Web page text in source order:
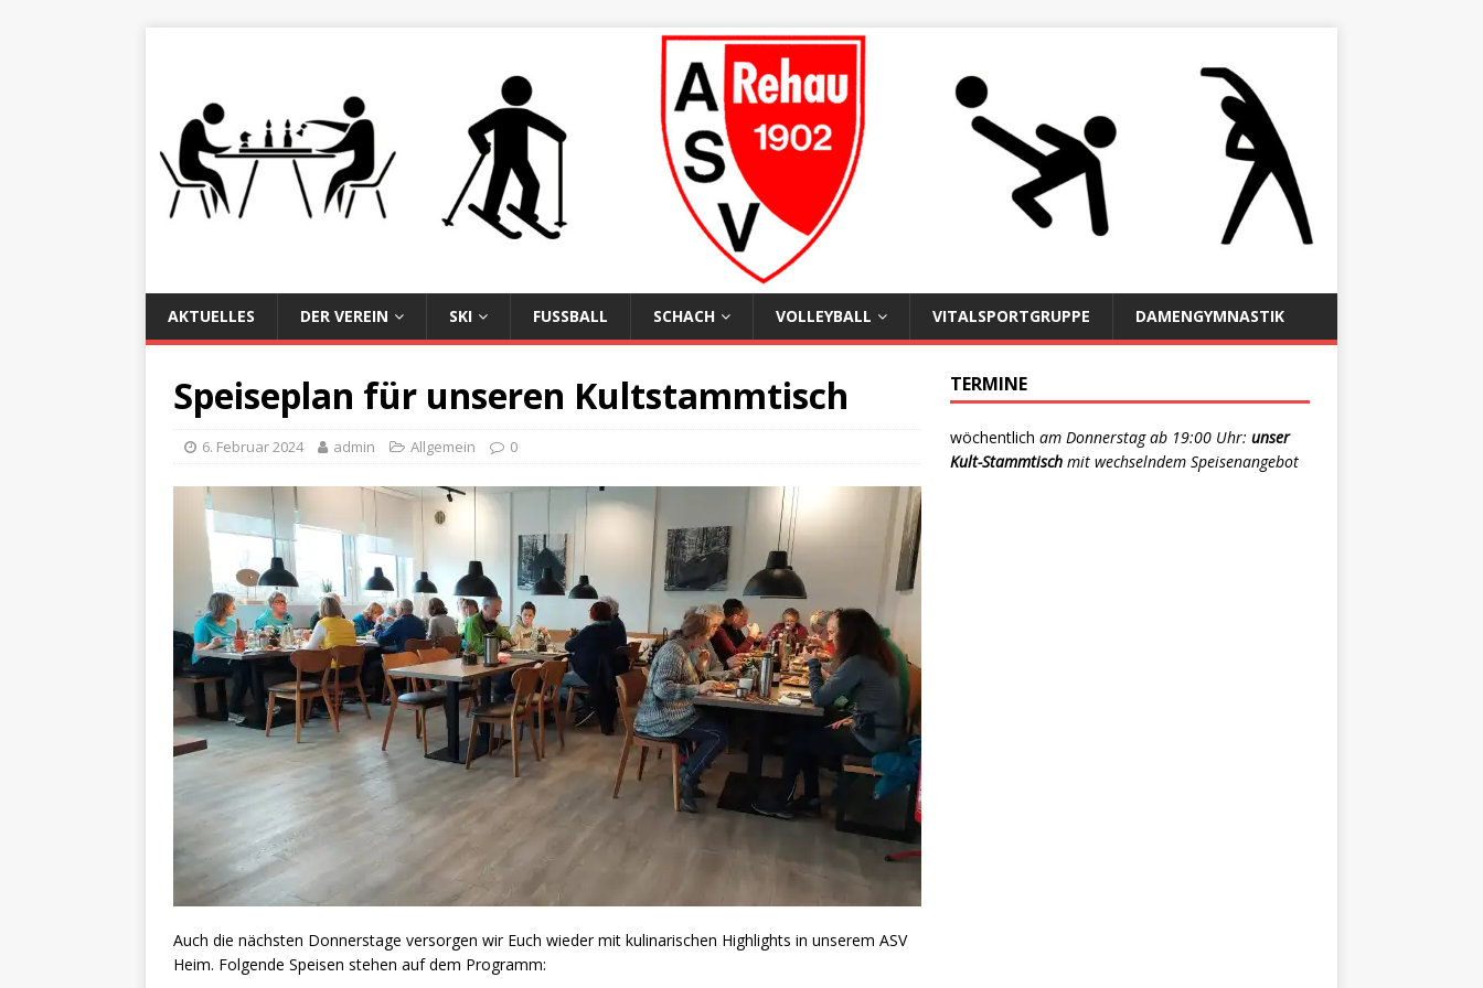
AKTUELLES DER VEREIN SKI FUSSBALL SCHACH VOLLEYBALL VITALSPORTGRUPPE DAMENGYMNASTIK
Speiseplan für unseren Kultstammtisch
6. Februar 2024 admin Allgemein 0
Auch die nächsten Donnerstage versorgen wir Euch wieder mit kulinarischen Highlights in unserem ASV
Heim. Folgende Speisen stehen auf dem Programm:
TERMINE
wöchentlich am Donnerstag ab 19:00 Uhr: unser
Kult-Stammtisch mit wechselndem Speisenangebot